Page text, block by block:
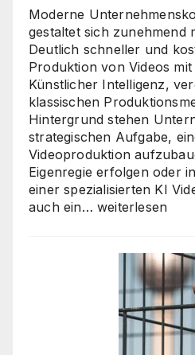
Moderne
gestaltet sich zunehmend
Deutlich schneller und
Produktion von Videos
Künstlicher Intelligenz,
klassischen
Hintergrund stehen
strategischen Aufgabe,
Videoproduktion
Eigenregie erfolgen oder
einer spezialisierten KI
auch ein… KI
oder
Inhouse-
Produktion?
finden
Unternehmen
weiterlesen